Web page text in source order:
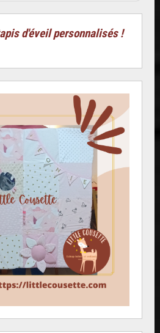
d'éveil personnalisés !